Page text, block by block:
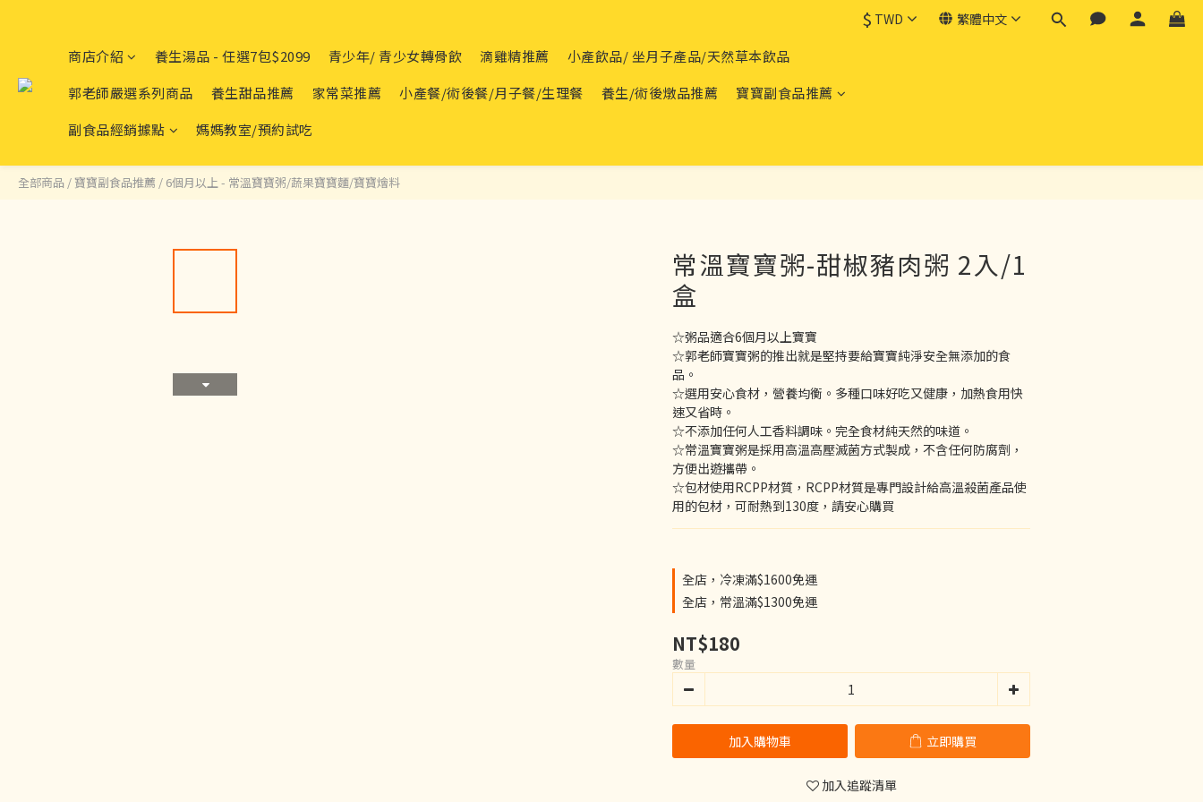
$ TWD 繁體中文
商店介紹 養生湯品 - 任選7包$2099 青少年/ 青少女轉骨飲 滴雞精推薦
小產飲品/ 坐月子產品/天然草本飲品
郭老師嚴選系列商品
養生甜品推薦 家常菜推薦 小產餐/術後餐/月子餐/生理餐 養生/術後燉品推薦
寶寶副食品推薦
副食品經銷據點
媽媽教室/預約試吃
全部商品 /寶寶副食品推薦 / 6個月以上 - 常溫寶寶粥/蔬果寶寶麵/寶寶燴料
常溫寶寶粥-甜椒豬肉粥 2入/1
盒
☆粥品適合6個月以上寶寶
☆郭老師寶寶粥的推出就是堅持要給寶寶純淨安全無添加的食
品。
☆選用安心食材，營養均衡。多種口味好吃又健康，加熱食用快
速又省時。
☆不添加任何人工香料調味。完全食材純天然的味道。
☆常溫寶寶粥是採用高溫高壓滅菌方式製成，不含任何防腐劑，
方便出遊攜帶。
☆包材使用RCPP材質，RCPP材質是專門設計給高溫殺菌產品使
用的包材，可耐熱到130度，請安心購買
全店，冷凍滿$1600免運
全店，常溫滿$1300免運
NT$180
數量
加入購物車 立即購買
加入追蹤清單